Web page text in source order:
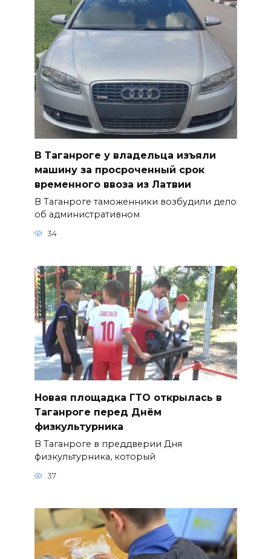
В Таганроге у владельца изъяли
машину за просроченный срок
временного ввоза из Латвии
В Таганроге таможенники возбудили дело
об административном
34
Новая площадка ГТО открылась в
Таганроге перед Днём
физкультурника
В Таганроге в преддверии Дня
физкультурника, который
37